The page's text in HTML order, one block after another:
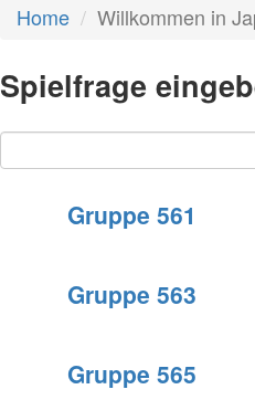
Home Willkommen in
Spielfrage
Gruppe 561
Gruppe 563
Gruppe 565